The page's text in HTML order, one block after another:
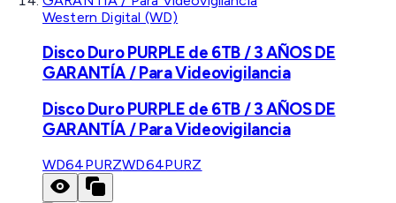
Western Digital (WD)
Disco Duro PURPLE de 6TB / 3 AÑOS DE
GARANTÍA / Para Videovigilancia
Disco Duro PURPLE de 6TB / 3 AÑOS DE
GARANTÍA / Para Videovigilancia
WD64PURZWD64PURZ